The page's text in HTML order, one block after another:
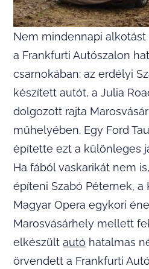
Nem mindennapi
a Frankfurti Autószalon
csarnokában: az erdélyi
készített autót, a Julia
dolgozott rajta
műhelyében. Egy Ford
építette ezt a különleges
Ha fából vaskarikát nem
építeni Szabó Péternek, a
Magyar Opera egykori
Marosvásárhely mellett
elkészültautó hatalmas
örvendett a Frankfurti